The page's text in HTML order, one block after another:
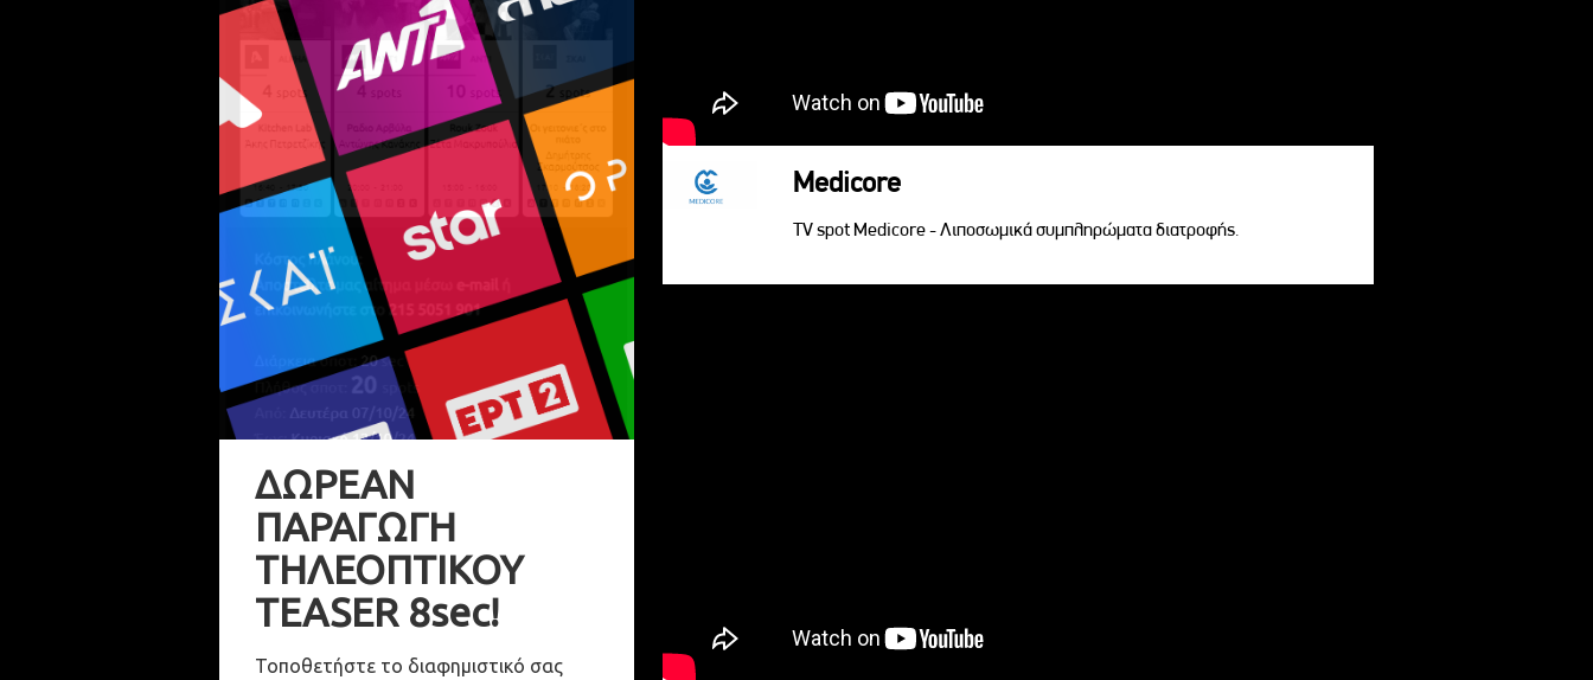
ΔΩΡΕΑΝ
ΠΑΡΑΓΩΓΗ
ΤΗΛΕΟΠΤΙΚΟΥ
TEASER 8sec!
Τοποθετήστε το διαφημιστικό σας
Medicore
TV spot Medicore - Λιποσωμικά συμπληρώματα διατροφής.